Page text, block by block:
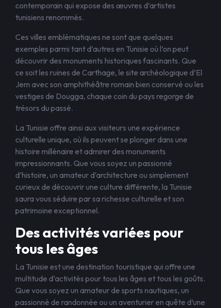
contemporain qui expose des œuvres d’artistes
tunisiens renommés.
Ces villes emblématiques ne sont que quelques
exemples parmi tant d’autres en Tunisie où l’on peut
découvrir des monuments historiques fascinants. Que
ce soit les ruines de Carthage, le site archéologique d’El
Jem avec son amphithéâtre romain bien conservé ou les
vestiges de Dougga, chaque coin du pays regorge de
trésors du passé.
La Tunisie offre ainsi aux visiteurs une expérience
culturelle unique, où ils peuvent se plonger dans une
histoire millénaire et admirer des monuments
impressionnants. Que vous soyez un passionné
d’histoire, un amateur d’architecture ou simplement
curieux de découvrir une culture différente, la Tunisie
saura vous séduire par sa richesse culturelle et son
patrimoine exceptionnel.
Des activités variées pour
tous les âges
La Tunisie est une destination touristique qui offre une
multitude d’activités pour tous les âges et tous les goûts.
Que vous soyez un amateur de sports nautiques, un
passionné de randonnée ou un aventurier en quête d’une